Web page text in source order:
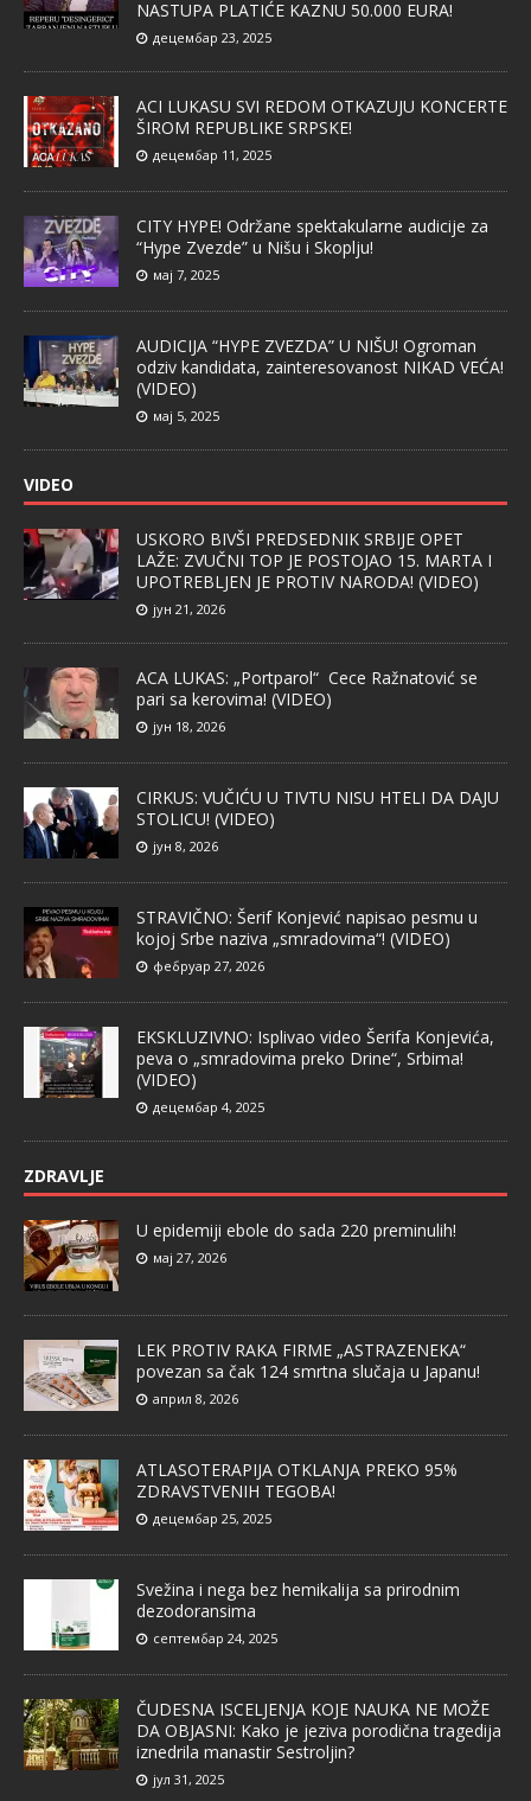
NASTUPA PLATIĆE KAZNU 50.000 EURA!
децембар 23, 2025
ACI LUKASU SVI REDOM OTKAZUJU KONCERTE
ŠIROM REPUBLIKE SRPSKE!
децембар 11, 2025
CITY HYPE! Održane spektakularne audicije za
“Hype Zvezde” u Nišu i Skoplju!
мај 7, 2025
AUDICIJA “HYPE ZVEZDA” U NIŠU! Ogroman
odziv kandidata, zainteresovanost NIKAD VEĆA!
(VIDEO)
мај 5, 2025
VIDEO
USKORO BIVŠI PREDSEDNIK SRBIJE OPET
LAŽE: ZVUČNI TOP JE POSTOJAO 15. MARTA I
UPOTREBLJEN JE PROTIV NARODA! (VIDEO)
јун 21, 2026
ACA LUKAS: „Portparol“ Cece Ražnatović se
pari sa kerovima! (VIDEO)
јун 18, 2026
CIRKUS: VUČIĆU U TIVTU NISU HTELI DA DAJU
STOLICU! (VIDEO)
јун 8, 2026
STRAVIČNO: Šerif Konjević napisao pesmu u
kojoj Srbe naziva „smradovima“! (VIDEO)
фебруар 27, 2026
EKSKLUZIVNO: Isplivao video Šerifa Konjevića,
peva o „smradovima preko Drine“, Srbima!
(VIDEO)
децембар 4, 2025
ZDRAVLJE
U epidemiji ebole do sada 220 preminulih!
мај 27, 2026
LEK PROTIV RAKA FIRME „ASTRAZENEKA“
povezan sa čak 124 smrtna slučaja u Japanu!
април 8, 2026
ATLASOTERAPIJA OTKLANJA PREKO 95%
ZDRAVSTVENIH TEGOBA!
децембар 25, 2025
Svežina i nega bez hemikalija sa prirodnim
dezodoransima
септембар 24, 2025
ČUDESNA ISCELJENJA KOJE NAUKA NE MOŽE
DA OBJASNI: Kako je jeziva porodična tragedija
iznedrila manastir Sestroljin?
јул 31, 2025